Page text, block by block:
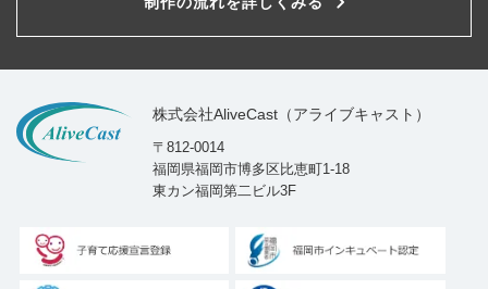
株式会社AliveCast（アライブキャスト）
〒812-0014
福岡県福岡市博多区比恵町1-18
東カン福岡第二ビル3F